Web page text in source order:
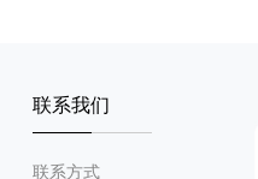
联系我们
联系方式